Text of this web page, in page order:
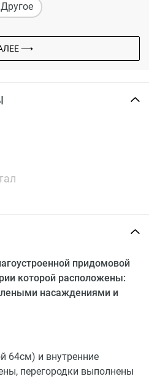
Другое
⟶
придомовой
которой расположены:
насаждениями и
64см) и внутренние
перегородки выполнены